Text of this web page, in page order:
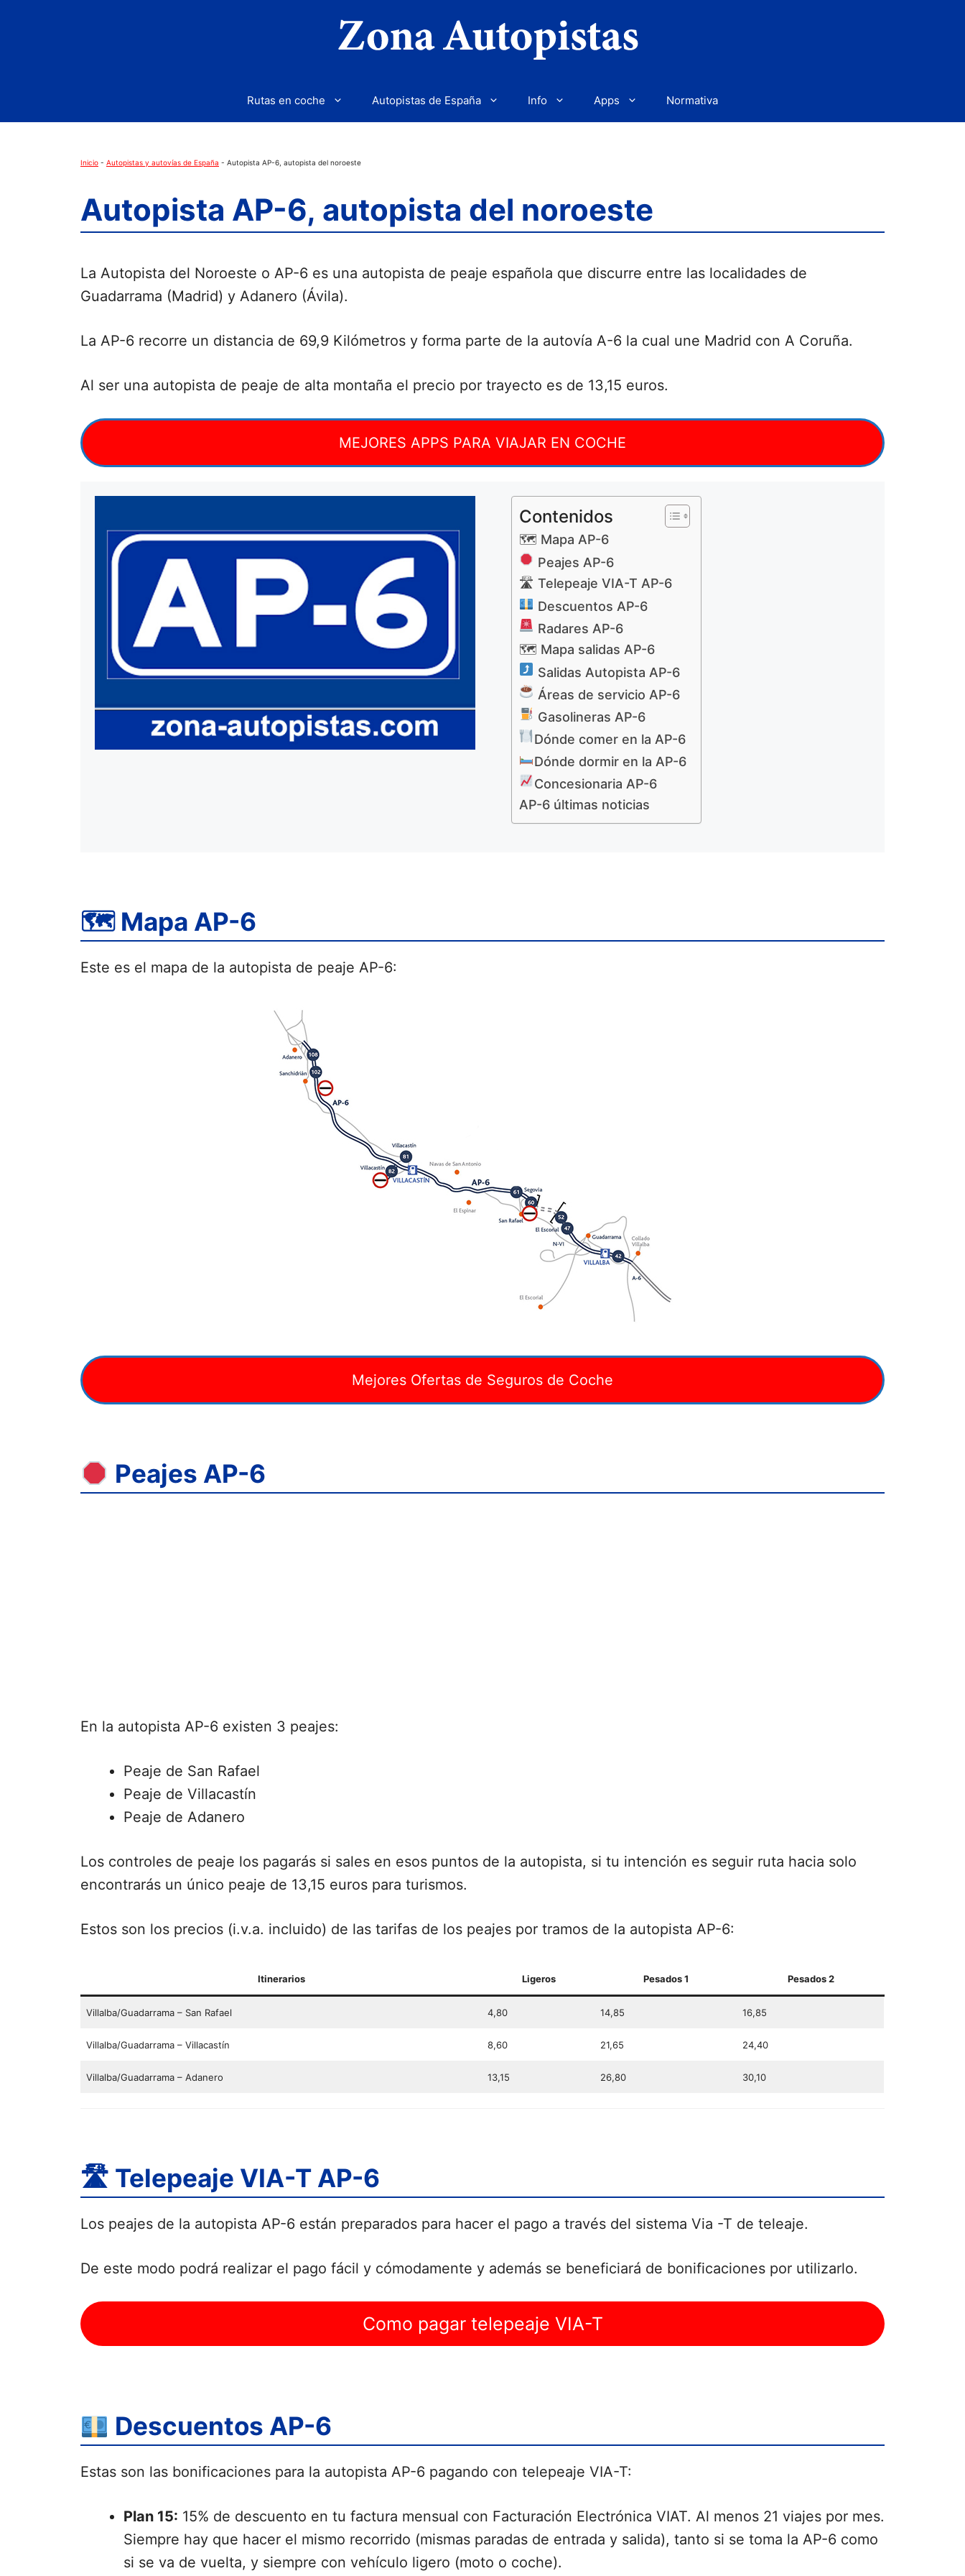
Rutas en coche Autopistas de España Info Apps Normativa
Inicio - Autopistas y autovías de España - Autopista AP-6, autopista del noroeste
Autopista AP-6, autopista del noroeste
La Autopista del Noroeste o AP-6 es una autopista de peaje española que discurre entre las localidades de
Guadarrama (Madrid) y Adanero (Ávila).
La AP-6 recorre un distancia de 69,9 Kilómetros y forma parte de la autovía A-6 la cual une Madrid con A Coruña.
Al ser una autopista de peaje de alta montaña el precio por trayecto es de 13,15 euros.
MEJORES APPS PARA VIAJAR EN COCHE
Contenidos
🗺 Mapa AP-6
Peajes AP-6
🛣 Telepeaje VIA-T AP-6
Descuentos AP-6
Radares AP-6
🗺 Mapa salidas AP-6
Salidas Autopista AP-6
Áreas de servicio AP-6
Gasolineras AP-6
Dónde comer en la AP-6
Dónde dormir en la AP-6
Concesionaria AP-6
AP-6 últimas noticias
🗺 Mapa AP-6
Este es el mapa de la autopista de peaje AP-6:
Mejores Ofertas de Seguros de Coche
Peajes AP-6
En la autopista AP-6 existen 3 peajes:
Peaje de San Rafael
Peaje de Villacastín
Peaje de Adanero
Los controles de peaje los pagarás si sales en esos puntos de la autopista, si tu intención es seguir ruta hacia solo
encontrarás un único peaje de 13,15 euros para turismos.
Estos son los precios (i.v.a. incluido) de las tarifas de los peajes por tramos de la autopista AP-6:
Itinerarios Ligeros Pesados 1 Pesados 2
Villalba/Guadarrama – San Rafael 4,80 14,85 16,85
Villalba/Guadarrama – Villacastín 8,60 21,65 24,40
Villalba/Guadarrama – Adanero 13,15 26,80 30,10
🛣 Telepeaje VIA-T AP-6
Los peajes de la autopista AP-6 están preparados para hacer el pago a través del sistema Via -T de teleaje.
De este modo podrá realizar el pago fácil y cómodamente y además se beneficiará de bonificaciones por utilizarlo.
Como pagar telepeaje VIA-T
Descuentos AP-6
Estas son las bonificaciones para la autopista AP-6 pagando con telepeaje VIA-T:
Plan 15: 15% de descuento en tu factura mensual con Facturación Electrónica VIAT. Al menos 21 viajes por mes.
Siempre hay que hacer el mismo recorrido (mismas paradas de entrada y salida), tanto si se toma la AP-6 como
si se va de vuelta, y siempre con vehículo ligero (moto o coche).